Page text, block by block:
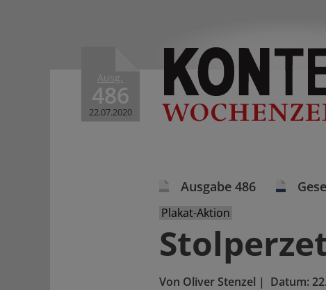
Ausg.
486
22.07.2020
Ausgabe 486
Plakat-Aktion
Von Oliver Stenzel | Datum: